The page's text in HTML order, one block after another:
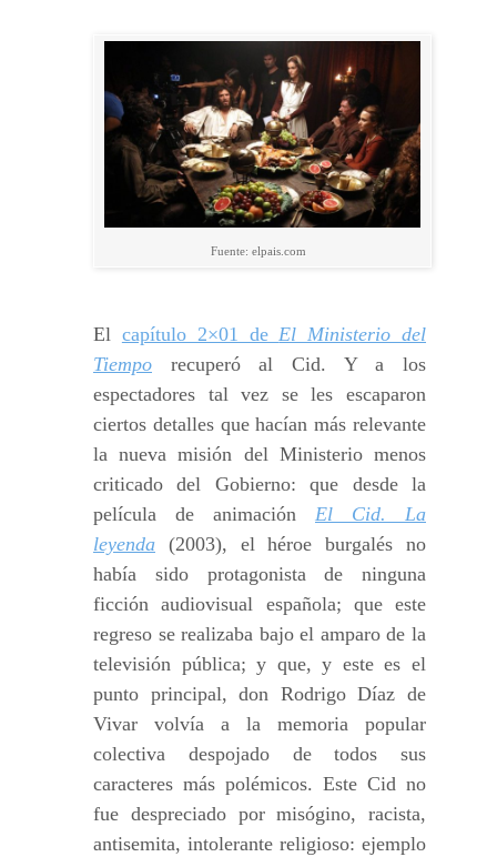
Fuente: elpais.com
El capítulo 2×01 deEl Ministerio del
Tiempo recuperó al Cid. Y a los
espectadores tal vez se les escaparon
ciertos detalles que hacían más relevante
la nueva misión del Ministerio menos
criticado del Gobierno: que desde la
película de animación El Cid. La
leyenda (2003), el héroe burgalés no
había sido protagonista de ninguna
ficción audiovisual española; que este
regreso se realizaba bajo el amparo de la
televisión pública; y que, y este es el
punto principal, don Rodrigo Díaz de
Vivar volvía a la memoria popular
colectiva despojado de todos sus
caracteres más polémicos. Este Cid no
fue despreciado por misógino, racista,
antisemita, intolerante religioso: ejemplo